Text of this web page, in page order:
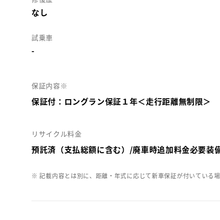
なし
試乗車
-
保証内容※
保証付：ロングラン保証１年＜走行距離無制限＞
リサイクル料金
預託済（支払総額に含む）/廃車時追加料金必要装
※ 記載内容とは別に、距離・年式に応じて新車保証が付いている